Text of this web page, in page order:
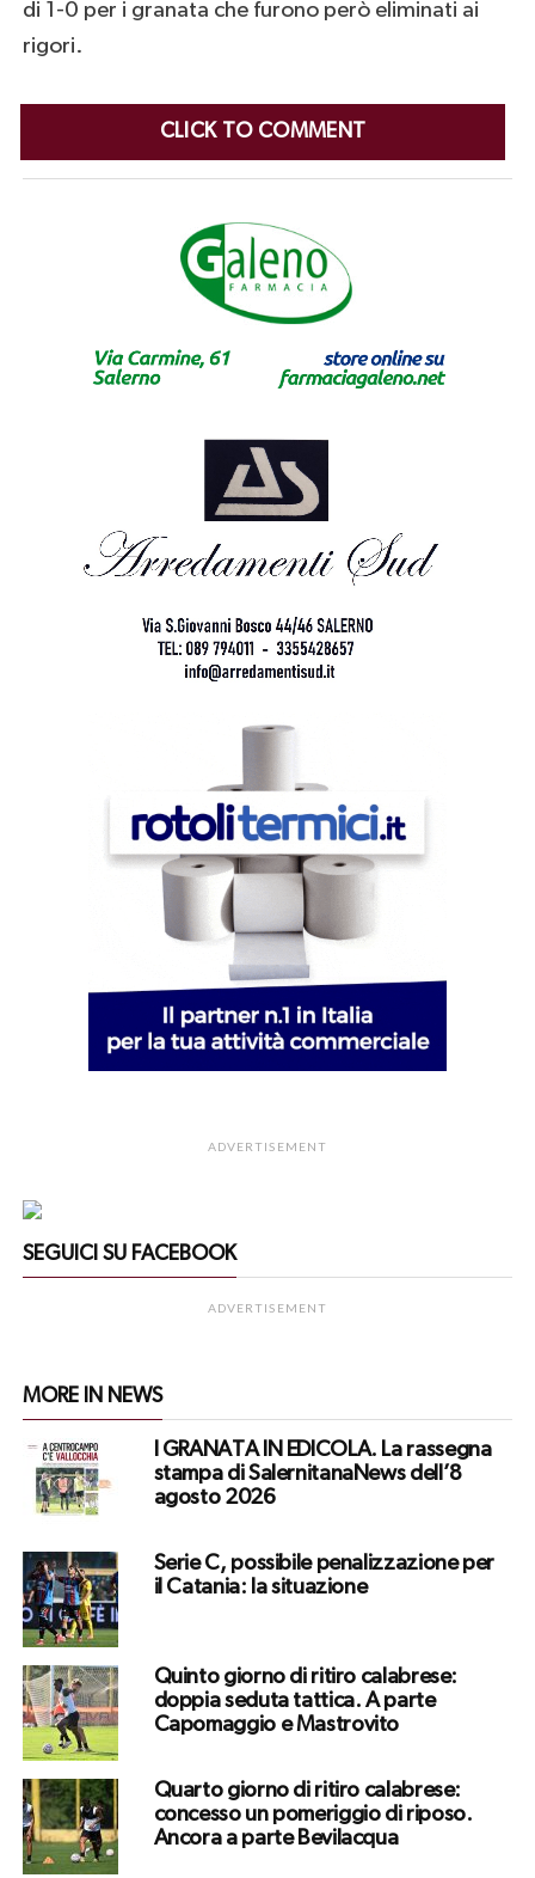
di 1-0 per i granata che furono però eliminati ai
rigori.
CLICK TO COMMENT
ADVERTISEMENT
SEGUICI SU FACEBOOK
ADVERTISEMENT
MORE IN NEWS
I GRANATA IN EDICOLA. La rassegna
stampa di SalernitanaNews dell’8
agosto 2026
Serie C, possibile penalizzazione per
il Catania: la situazione
Quinto giorno di ritiro calabrese:
doppia seduta tattica. A parte
Capomaggio e Mastrovito
Quarto giorno di ritiro calabrese:
concesso un pomeriggio di riposo.
Ancora a parte Bevilacqua